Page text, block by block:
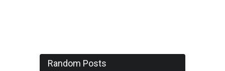
Random Posts